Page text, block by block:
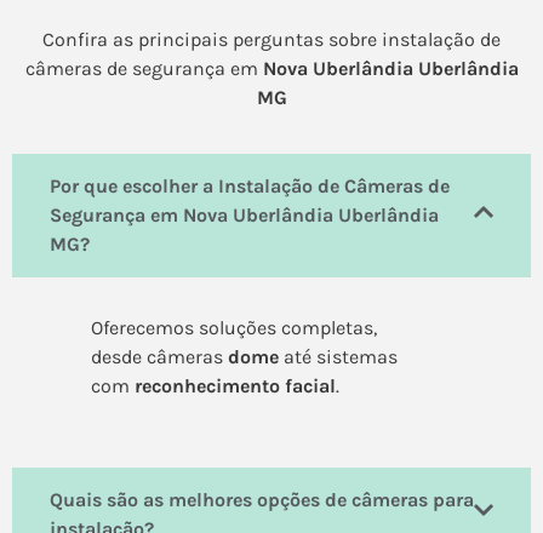
Confira as principais perguntas sobre instalação de
câmeras de segurança em Nova Uberlândia Uberlândia
MG
Por que escolher a Instalação de Câmeras de
Segurança em Nova Uberlândia Uberlândia
MG?
Oferecemos soluções completas,
desde câmeras dome até sistemas
com reconhecimento facial.
Quais são as melhores opções de câmeras para
instalação?